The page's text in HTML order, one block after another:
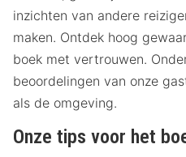
inzichten van andere
maken. Ontdek hoog
boek met vertrouwen.
beoordelingen van onze
als de omgeving.
Onze tips voor het